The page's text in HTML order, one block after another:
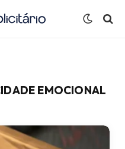
EMOCIONAL